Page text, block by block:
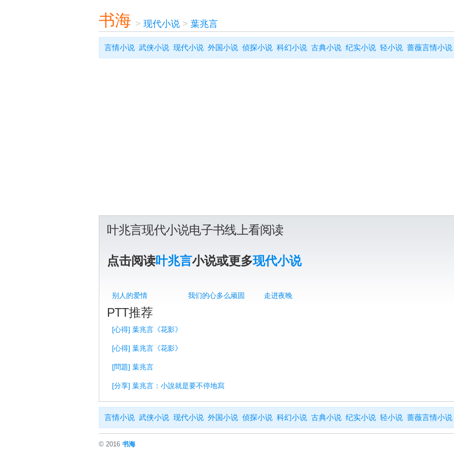
书海 > 现代小说> 葉兆言
言情小说 武侠小说 现代小说 外国小说 侦探小说 科幻小说 古典小说 纪实小说 轻小说 蔷薇言情小说
叶兆言现代小说电子书线上看阅读
点击阅读叶兆言小说或更多现代小说
别人的爱情 我们的心多么顽固 走进夜晚
PTT推荐
[心得] 葉兆言《花影》
[心得] 葉兆言《花影》
[問題] 葉兆言
[分享] 葉兆言：小說就是要不停地寫
言情小说 武侠小说 现代小说 外国小说 侦探小说 科幻小说 古典小说 纪实小说 轻小说 蔷薇言情小说
© 2016 书海